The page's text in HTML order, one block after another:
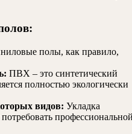
полы, как правило,
ПВХ – это синтетический
полностью экологически
видов: Укладка